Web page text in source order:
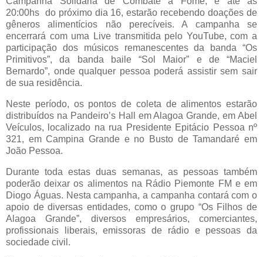
20:00hs do próximo dia 16, estarão recebendo doações de
gêneros alimentícios não perecíveis. A campanha se
encerrará com uma Live transmitida pelo YouTube, com a
participação dos músicos remanescentes da banda “Os
Primitivos”, da banda baile “Sol Maior” e de “Maciel
Bernardo”, onde qualquer pessoa poderá assistir sem sair
de sua residência.
Neste período, os pontos de coleta de alimentos estarão
distribuídos na Pandeiro’s Hall em Alagoa Grande, em Abel
Veículos, localizado na rua Presidente Epitácio Pessoa nº
321, em Campina Grande e no Busto de Tamandaré em
João Pessoa.
Durante toda estas duas semanas, as pessoas também
poderão deixar os alimentos na Rádio Piemonte FM e em
Diogo Águas. Nesta campanha, a campanha contará com o
apoio de diversas entidades, como o grupo “Os Filhos de
Alagoa Grande”, diversos empresários, comerciantes,
profissionais liberais, emissoras de rádio e pessoas da
sociedade civil.